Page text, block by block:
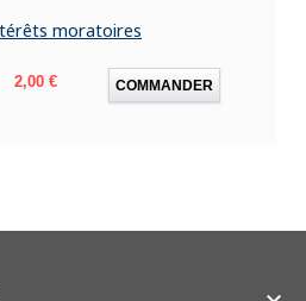
moratoires
Prix
2,00 € COMMANDER